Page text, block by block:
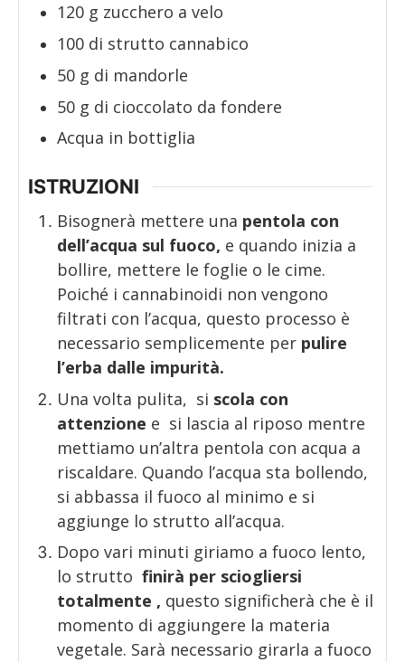
120 g zucchero a velo
100 di strutto cannabico
50 g di mandorle
50 g di cioccolato da fondere
Acqua in bottiglia
ISTRUZIONI
Bisognerà mettere una pentola con
dell’acqua sul fuoco, e quando inizia a
bollire, mettere le foglie o le cime.
Poiché i cannabinoidi non vengono
filtrati con l’acqua, questo processo è
necessario semplicemente per pulire
l’erba dalle impurità.
Una volta pulita, si scola con
attenzione e si lascia al riposo mentre
mettiamo un’altra pentola con acqua a
riscaldare. Quando l’acqua sta bollendo,
si abbassa il fuoco al minimo e si
aggiunge lo strutto all’acqua.
Dopo vari minuti giriamo a fuoco lento,
lo strutto finirà per sciogliersi
totalmente , questo significherà che è il
momento di aggiungere la materia
vegetale. Sarà necessario girarla a fuoco